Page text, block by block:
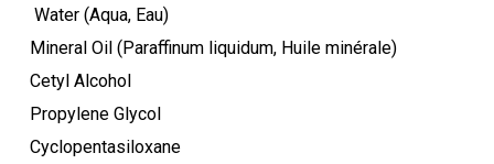
Water (Aqua, Eau)
Mineral Oil (Paraffinum liquidum, Huile minérale)
Cetyl Alcohol
Propylene Glycol
Cyclopentasiloxane